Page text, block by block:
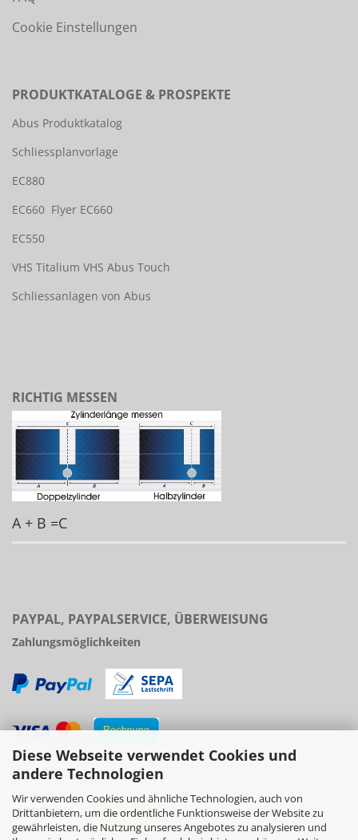
Diese Webseite verwendet Cookies und
andere Technologien
Wir verwenden Cookies und ähnliche Technologien, auch von
Drittanbietern, um die ordentliche Funktionsweise der Website zu
gewährleisten, die Nutzung unseres Angebotes zu analysieren und
Cookie Einstellungen
PRODUKTKATALOGE & PROSPEKTE
Abus Produktkatalog
Schliessplanvorlage
EC880
EC660 Flyer EC660
EC550
VHS Titalium VHS Abus Touch
Schliessanlagen von Abus
RICHTIG MESSEN
A + B =C
PAYPAL, PAYPALSERVICE, ÜBERWEISUNG
Zahlungsmöglichkeiten
Versand